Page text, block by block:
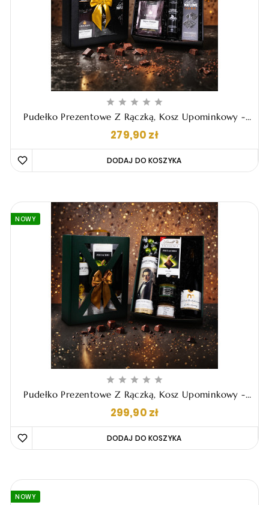
    
Pudełko Prezentowe Z Rączką, Kosz Upominkowy -
279,90 złCena
NOWY
    
Pudełko Prezentowe Z Rączką, Kosz Upominkowy -
299,90 złCena
NOWY